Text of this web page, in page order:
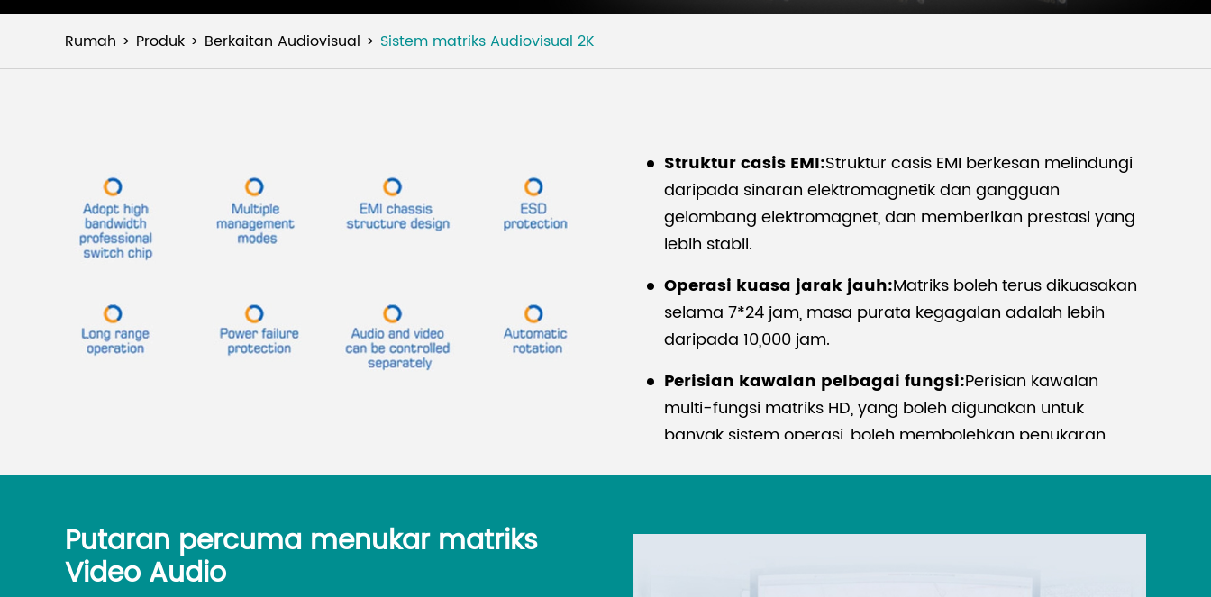
Rumah Produk Berkaitan Audiovisual Sistem matriks Audiovisual 2K
Struktur casis EMI:Struktur casis EMI berkesan melindungi
daripada sinaran elektromagnetik dan gangguan
gelombang elektromagnet, dan memberikan prestasi yang
lebih stabil.
Operasi kuasa jarak jauh:Matriks boleh terus dikuasakan
selama 7*24 jam, masa purata kegagalan adalah lebih
daripada 10,000 jam.
Perisian kawalan pelbagai fungsi:Perisian kawalan
multi-fungsi matriks HD, yang boleh digunakan untuk
banyak sistem operasi, boleh membolehkan penukaran
Putaran percuma menukar matriks
Video Audio